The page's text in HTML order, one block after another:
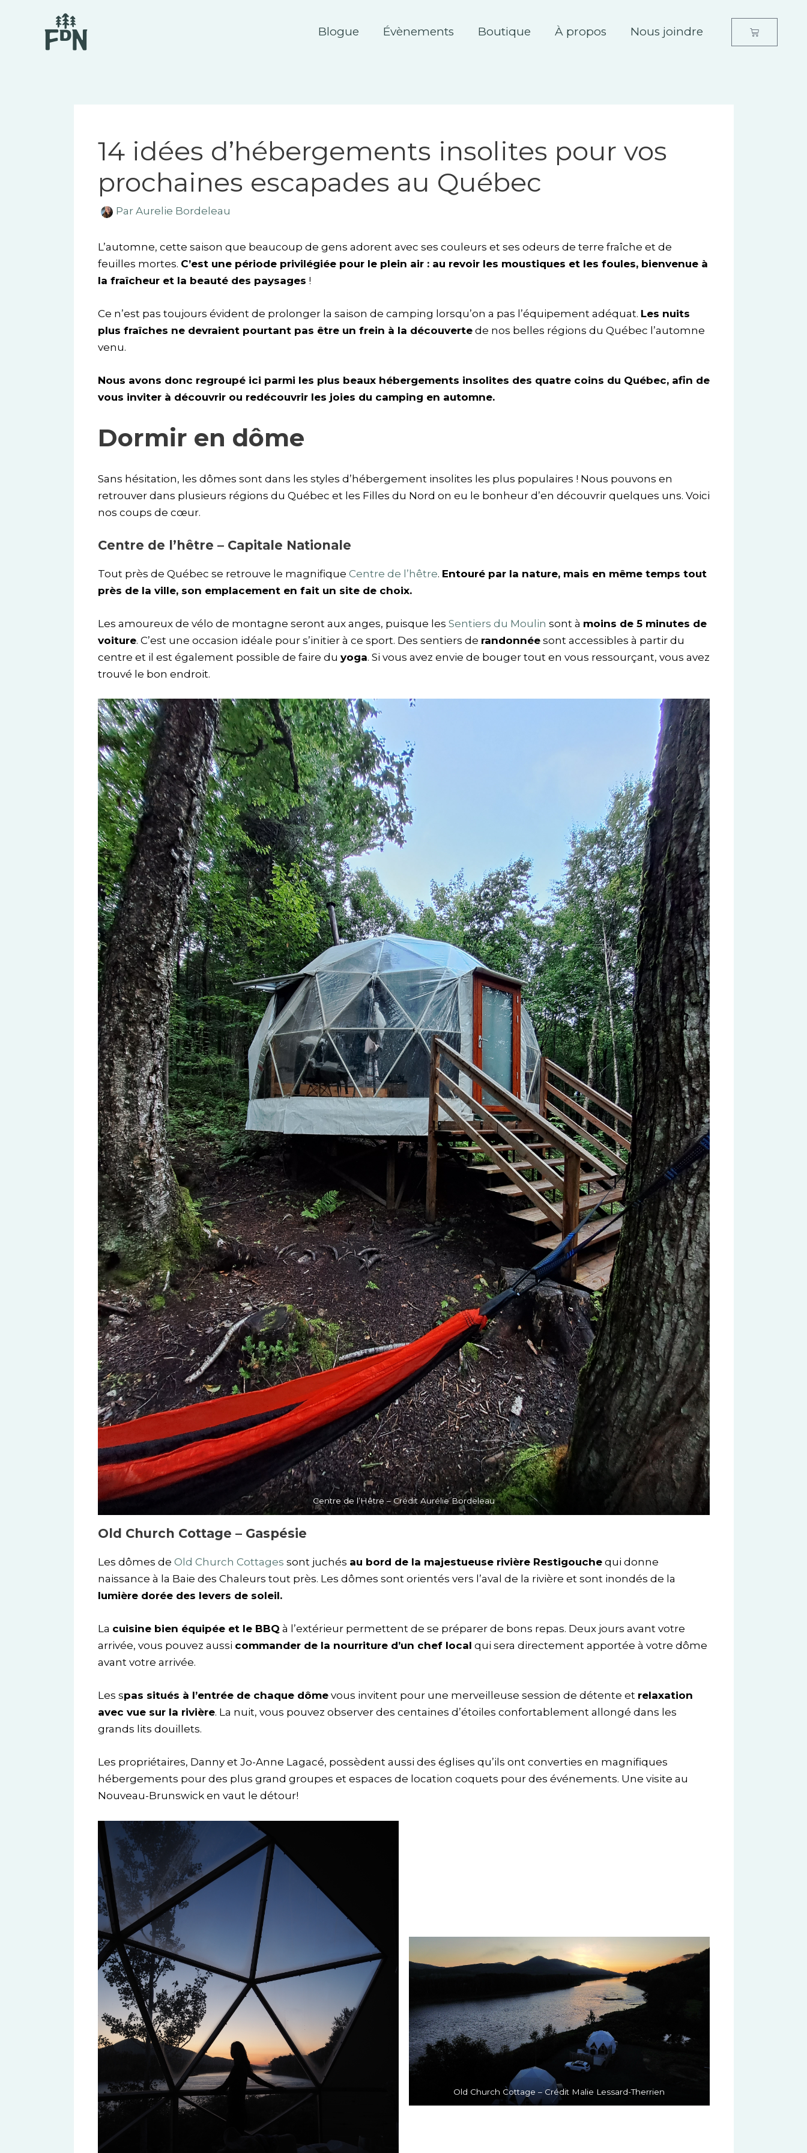
Blogue Évènements Boutique À propos Nous joindre Panier
14 idées d’hébergements insolites pour vos
prochaines escapades au Québec
Par Aurelie Bordeleau
L’automne, cette saison que beaucoup de gens adorent avec ses couleurs et ses odeurs de terre fraîche et de
feuilles mortes. C’est une période privilégiée pour le plein air : au revoir les moustiques et les foules, bienvenue à
la fraîcheur et la beauté des paysages !
Ce n’est pas toujours évident de prolonger la saison de camping lorsqu’on a pas l’équipement adéquat. Les nuits
plus fraîches ne devraient pourtant pas être un frein à la découvertede nos belles régions du Québec l’automne
venu.
Nous avons donc regroupé ici parmi les plus beaux hébergements insolites des quatre coins du Québec, afin de
vous inviter à découvrir ou redécouvrir les joies du camping en automne.
Dormir en dôme
Sans hésitation, les dômes sont dans les styles d’hébergement insolites les plus populaires ! Nous pouvons en
retrouver dans plusieurs régions du Québec et les Filles du Nord on eu le bonheur d’en découvrir quelques uns. Voici
nos coups de cœur.
Centre de l’hêtre – Capitale Nationale
Tout près de Québec se retrouve le magnifique Centre de l’hêtre. Entouré par la nature, mais en même temps tout
près de la ville, son emplacement en fait un site de choix.
Les amoureux de vélo de montagne seront aux anges, puisque les Sentiers du Moulin sont à moins de 5 minutes de
voiture. C’est une occasion idéale pour s’initier à ce sport. Des sentiers de randonnéesont accessibles à partir du
centre et il est également possible de faire du yoga. Si vous avez envie de bouger tout en vous ressourçant, vous avez
trouvé le bon endroit.
Centre de l’Hêtre – Crédit Aurélie Bordeleau
Old Church Cottage – Gaspésie
Les dômes de Old Church Cottages sont juchés au bord de la majestueuse rivière Restigouchequi donne
naissance à la Baie des Chaleurs tout près. Les dômes sont orientés vers l’aval de la rivière et sont inondés de la
lumière dorée des levers de soleil.
La cuisine bien équipée et le BBQ à l’extérieur permettent de se préparer de bons repas. Deux jours avant votre
arrivée, vous pouvez aussi commander de la nourriture d’un chef local qui sera directement apportée à votre dôme
avant votre arrivée.
Les spas situés à l’entrée de chaque dômevous invitent pour une merveilleuse session de détente et relaxation
avec vue sur la rivière. La nuit, vous pouvez observer des centaines d’étoiles confortablement allongé dans les
grands lits douillets.
Les propriétaires, Danny et Jo-Anne Lagacé, possèdent aussi des églises qu’ils ont converties en magnifiques
hébergements pour des plus grand groupes et espaces de location coquets pour des événements. Une visite au
Nouveau-Brunswick en vaut le détour!
Old Church Cottage – Crédit Malie Lessard-Therrien
des
articles